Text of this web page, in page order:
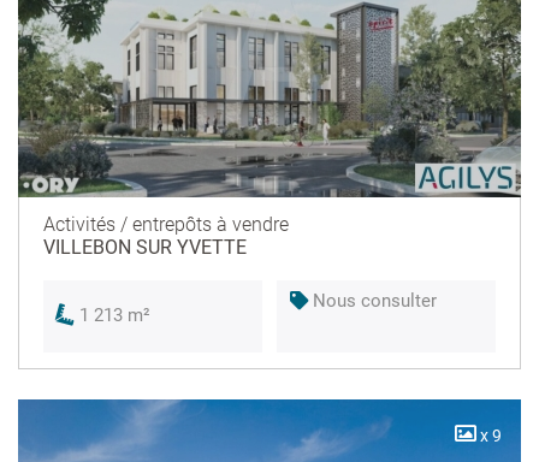
Activités / entrepôts à vendre
VILLEBON SUR YVETTE
1 213 m²
Nous consulter
x 9